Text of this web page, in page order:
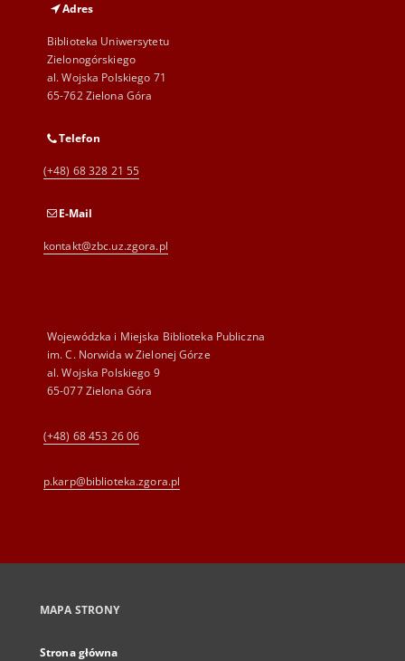
Adres
Biblioteka Uniwersytetu
Zielonogórskiego
al. Wojska Polskiego 71
65-762 Zielona Góra
Telefon
(+48) 68 328 21 55
E-Mail
kontakt@zbc.uz.zgora.pl
Wojewódzka i Miejska Biblioteka Publiczna
im. C. Norwida w Zielonej Górze
al. Wojska Polskiego 9
65-077 Zielona Góra
(+48) 68 453 26 06
p.karp@biblioteka.zgora.pl
MAPA STRONY
Strona główna